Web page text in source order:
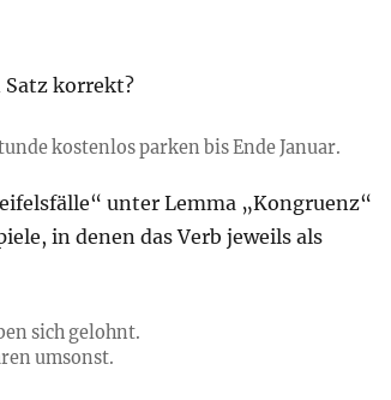
korrekt?
kostenlos parken bis Ende Januar.
unter Lemma „Kongruenz“
in denen das Verb jeweils als
sich gelohnt.
umsonst.